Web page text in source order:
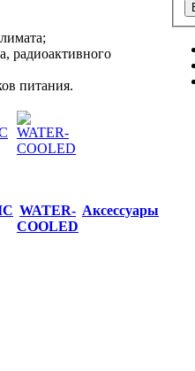
радиоактивного
питания.
WATER-
COOLED
Аксессуары